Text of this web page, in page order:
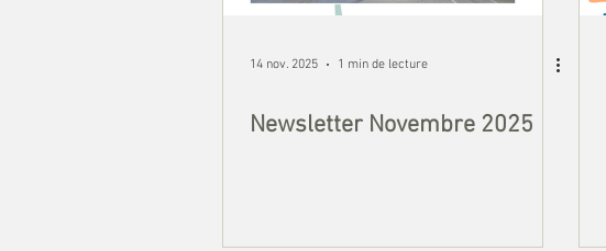
14 nov. 2025 1 min de lecture
Newsletter Novembre 2025